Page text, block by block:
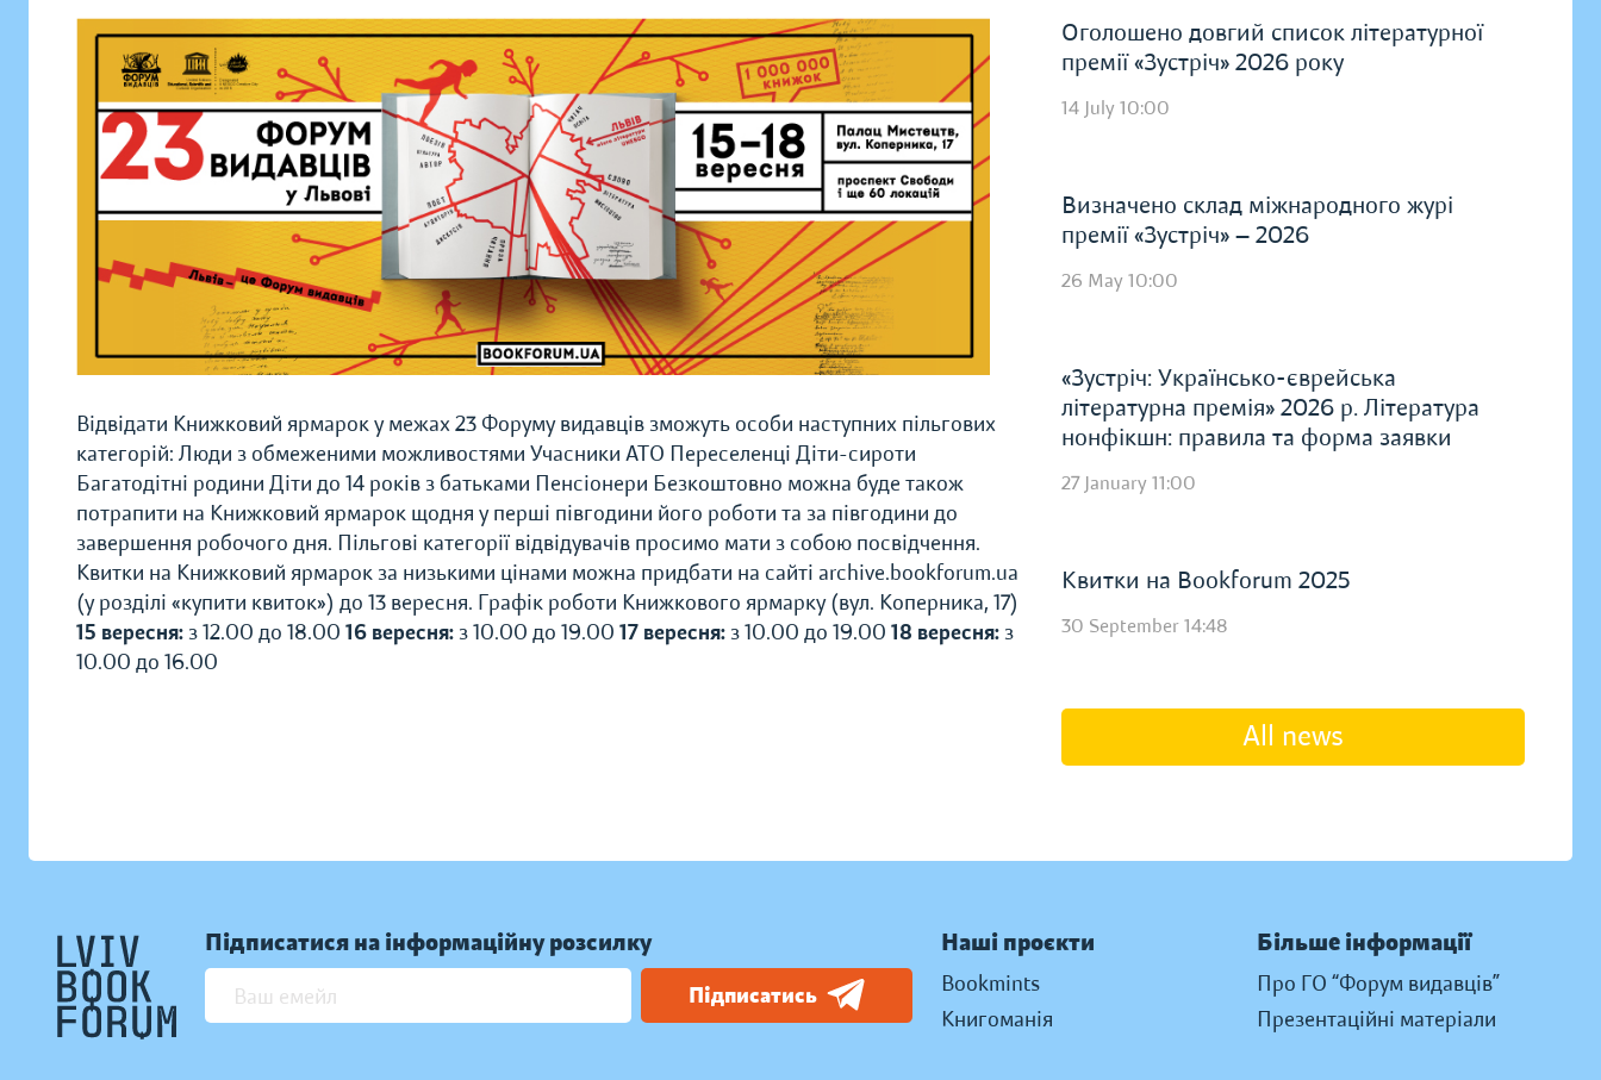
Відвідати Книжковий ярмарок у межах 23 Форуму видавців зможуть особи наступних пільгових
категорій: Люди з обмеженими можливостями Учасники АТО Переселенці Діти-сироти
Багатодітні родини Діти до 14 років з батьками Пенсіонери Безкоштовно можна буде також
потрапити на Книжковий ярмарок щодня у перші півгодини його роботи та за півгодини до
завершення робочого дня. Пільгові категорії відвідувачів просимо мати з собою посвідчення.
Квитки на Книжковий ярмарок за низькими цінами можна придбати на сайті archive.bookforum.ua
(у розділі «купити квиток») до 13 вересня. Графік роботи Книжкового ярмарку (вул. Коперника, 17)
15 вересня:з 12.00 до 18.00 16 вересня:з 10.00 до 19.00 17 вересня:з 10.00 до 19.00 18 вересня:з
10.00 до 16.00
Оголошено довгий список літературної
премії «Зустріч» 2026 року
14 July 10:00
Визначено склад міжнародного журі
премії «Зустріч» — 2026
26 May 10:00
«Зустріч: Українсько-єврейська
літературна премія» 2026 р. Література
нонфікшн: правила та форма заявки
27 January 11:00
Квитки на Bookforum 2025
30 September 14:48
All news
Підписатися на інформаційну розсилку
Підписатись
Наші проєкти
Bookmints
Книгоманія
Більше інформації
Про ГО “Форум видавців”
Презентаційні матеріали